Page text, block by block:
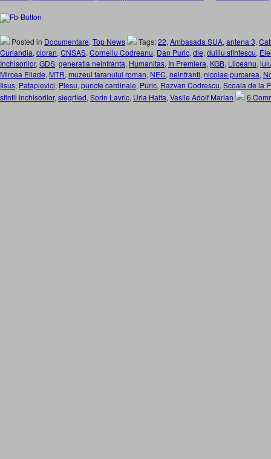
Posted in Documentare, Top News Tags:22, Ambasada SUA, antena 3,
Curlandia, cioran, CNSAS, Corneliu Codreanu, Dan Puric, die, duiliu sfintescu,
Inchisorilor, GDS, generatia neinfranta, Humanitas, In Premiera, KGB, Liiceanu,
Mircea Eliade, MTR, muzeul taranului roman, NEC, neinfranti, nicolae purcarea,
Iisus, Patapievici, Plesu, puncte cardinale, Puric, Razvan Codrescu, Scoala de la
sfintii inchisorilor, siegrfied, Sorin Lavric, Urla Haita, Vasile Adolf Marian 6